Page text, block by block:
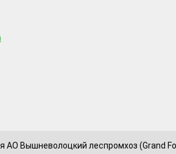
АО Вышневолоцкий леспромхоз (Grand